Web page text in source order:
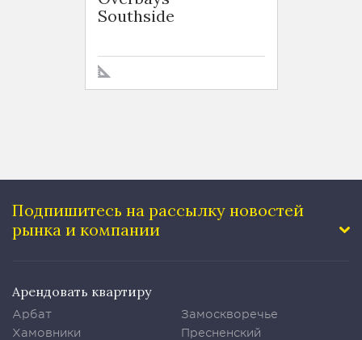
Southside
Подпишитесь на рассылку новостей
рынка и компании
Арендовать квартиру
Арбат
Хамовники
Замоскворечье
Пресненский